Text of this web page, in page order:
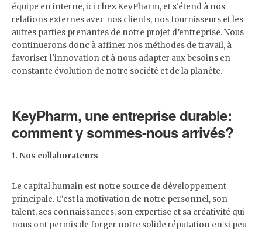
équipe en interne, ici chez KeyPharm, et s'étend à nos
relations externes avec nos clients, nos fournisseurs et les
autres parties prenantes de notre projet d’entreprise. Nous
continuerons donc à affiner nos méthodes de travail, à
favoriser l'innovation et à nous adapter aux besoins en
constante évolution de notre société et de la planète.
KeyPharm, une entreprise durable:
comment y sommes-nous arrivés?
1. Nos collaborateurs
Le capital humain est notre source de développement
principale. C'est la motivation de notre personnel, son
talent, ses connaissances, son expertise et sa créativité qui
nous ont permis de forger notre solide réputation en si peu